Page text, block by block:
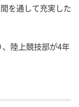
を通して充実した
陸上競技部が4年